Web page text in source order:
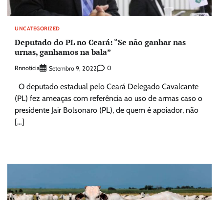
UNCATEGORIZED
Deputado do PL no Ceará: “Se não ganhar nas
urnas, ganhamos na bala”
Rnnoticia Setembro 9, 2022 0
O deputado estadual pelo Ceará Delegado Cavalcante
(PL) fez ameaças com referência ao uso de armas caso o
presidente Jair Bolsonaro (PL), de quem é apoiador, não
[…]